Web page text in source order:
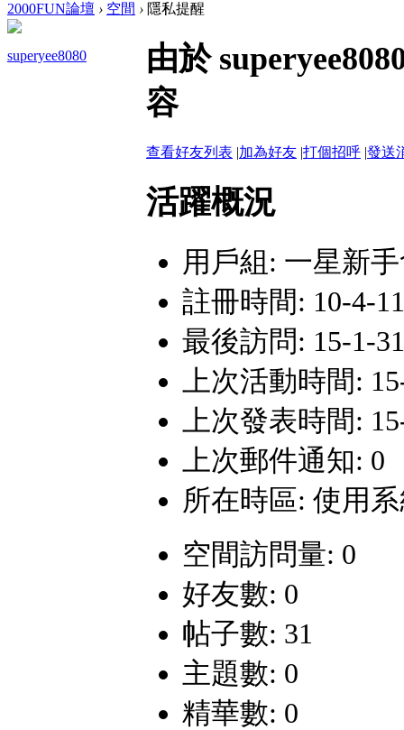
2000FUN論壇 › 空間 › 隱私提醒
superyee8080
由於
容
查看好友列表 |加為好友 |打個招呼 |發送
活躍概況
用戶組: 一星新
註冊時間: 10-4-
最後訪問: 15-1-
上次活動時間:
上次發表時間:
上次郵件通知: 0
所在時區: 使用
空間訪問量: 0
好友數: 0
帖子數: 31
主題數: 0
精華數: 0